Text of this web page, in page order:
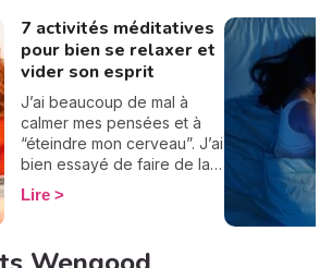
7 activités méditatives
pour bien se relaxer et
vider son esprit
J’ai beaucoup de mal à
calmer mes pensées et à
“éteindre mon cerveau”. J’ai
bien essayé de faire de la
méditation, mais j’ai quand
même du mal à me
Lire